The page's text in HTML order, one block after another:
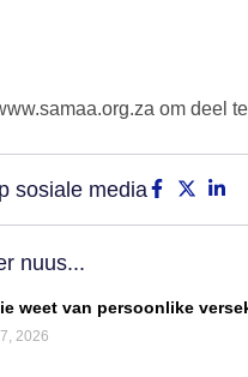
om deel
sosiale media
nuus...
weet van persoonlike
2026